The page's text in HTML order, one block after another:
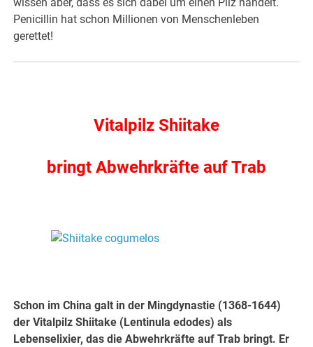
Penicillin hat schon Millionen von Menschenleben
gerettet!
Vitalpilz Shiitake
bringt Abwehrkräfte auf Trab
Schon im China galt in der Mingdynastie (1368-1644)
der Vitalpilz Shiitake (Lentinula edodes) als
Lebenselixier, das die Abwehrkräfte auf Trab bringt. Er